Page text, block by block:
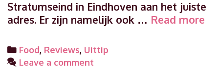
Stratumseind in Eindhoven aan het juiste
adres. Er zijn namelijk ook … Read more
Categories
Food, Reviews, Uittip
Leave a comment